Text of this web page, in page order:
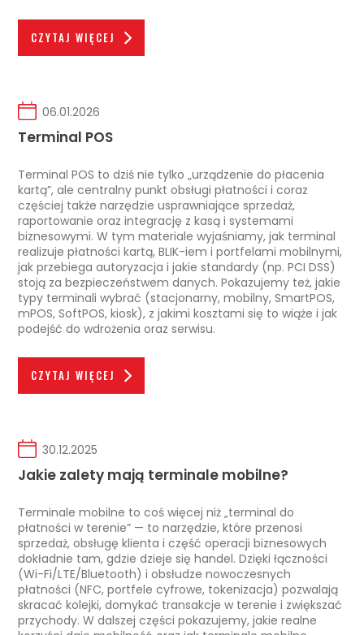
CZYTAJ WIĘCEJ
06.01.2026
Terminal POS
Terminal POS to dziś nie tylko „urządzenie do płacenia
kartą”, ale centralny punkt obsługi płatności i coraz
częściej także narzędzie usprawniające sprzedaż,
raportowanie oraz integrację z kasą i systemami
biznesowymi. W tym materiale wyjaśniamy, jak terminal
realizuje płatności kartą, BLIK-iem i portfelami mobilnymi,
jak przebiega autoryzacja i jakie standardy (np. PCI DSS)
stoją za bezpieczeństwem danych. Pokazujemy też, jakie
typy terminali wybrać (stacjonarny, mobilny, SmartPOS,
mPOS, SoftPOS, kiosk), z jakimi kosztami się to wiąże i jak
podejść do wdrożenia oraz serwisu.
CZYTAJ WIĘCEJ
30.12.2025
Jakie zalety mają terminale mobilne?
Terminale mobilne to coś więcej niż „terminal do
płatności w terenie” — to narzędzie, które przenosi
sprzedaż, obsługę klienta i część operacji biznesowych
dokładnie tam, gdzie dzieje się handel. Dzięki łączności
(Wi-Fi/LTE/Bluetooth) i obsłudze nowoczesnych
płatności (NFC, portfele cyfrowe, tokenizacja) pozwalają
skracać kolejki, domykać transakcje w terenie i zwiększać
przychody. W dalszej części pokazujemy, jakie realne